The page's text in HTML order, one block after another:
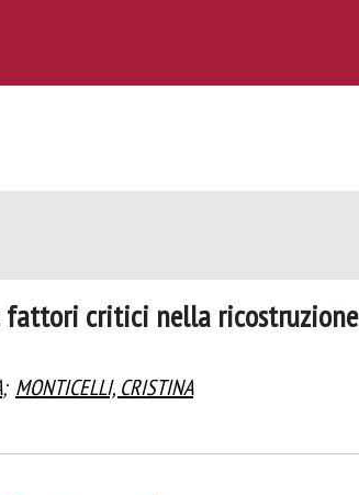
fattori critici nella ricostruzione
; MONTICELLI, CRISTINA